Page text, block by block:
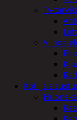
Tv-
Viihde-
Koti ja